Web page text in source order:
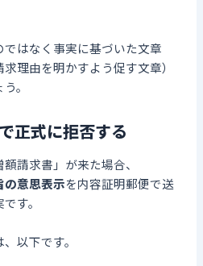
はなく事実に基づいた文章
理由を明かすよう促す文章）
。
正式に拒否する
請求書」が来た場合、
の意思表示を内容証明郵便で送
す。
以下です。